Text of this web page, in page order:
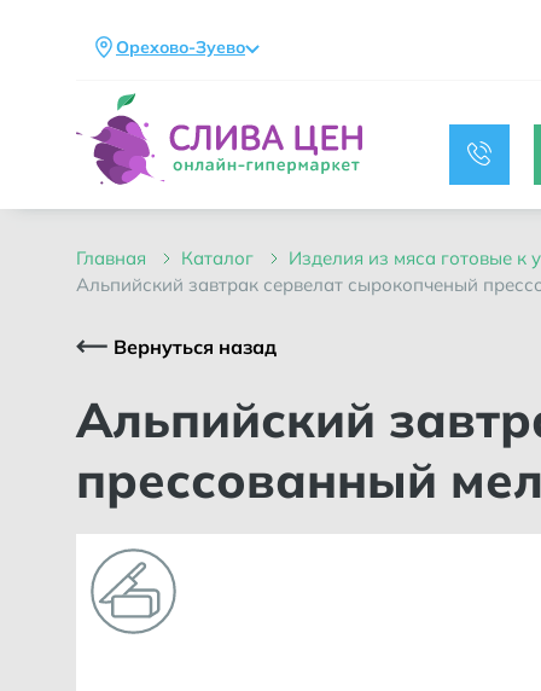
Орехово-Зуево
главная каталог
изделия из мяса готовые
альпийский завтрак сервелат сырокопченый
Вернуться назад
Альпийский завтрак сервелат сырокопченый
прессованный